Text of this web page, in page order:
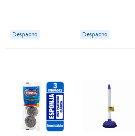
Despacho Despacho